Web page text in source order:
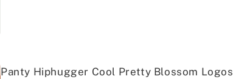
Panty Hiphugger Cool Pretty Blossom Logos